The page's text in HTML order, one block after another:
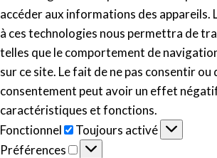
accéder aux informations des appareils.
à ces technologies nous permettra de
telles que le comportement de
sur ce site. Le fait de ne pas consentir
consentement peut avoir un effet
caractéristiques et fonctions.
Fonctionnel
Fonctionnel
Toujours activé
Préférences
Préférences